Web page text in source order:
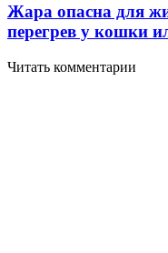
Жара опасна для
перегрев у кошки
Читать комментарии